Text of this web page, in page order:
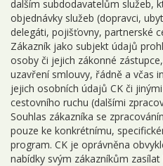
dalším subdodavatelům služeb,
objednávky služeb (dopravci,
delegáti, pojišťovny, partnerské
Zákazník jako subjekt údajů
osoby či jejich zákonné
uzavření smlouvy, řádně a včas
jejich osobních údajů CK či
cestovního ruchu (dalšími
Souhlas zákazníka se
pouze ke konkrétnímu,
program. CK je oprávněna
nabídky svým zákazníkům